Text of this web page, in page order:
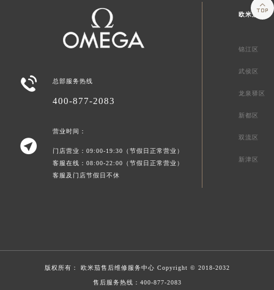
 总部服务热线
400-877-2083

营业时间：
门店营业：09:00-19:30（节假日正常营业）
客服在线：08:00-22:00（节假日正常营业）
客服及门店节假日不休
欧米茄成都
锦江区
武侯区
龙泉驿区
新都区
双流区
新津区
版权所有： 欧米茄售后维修服务中心 Copyright © 2018-2032
售后服务热线： 400-877-2083
